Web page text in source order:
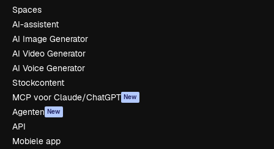
Spaces
AI-assistent
AI Image Generator
AI Video Generator
AI Voice Generator
Stockcontent
MCP voor Claude/ChatGPT New
Agenten New
API
Mobiele app